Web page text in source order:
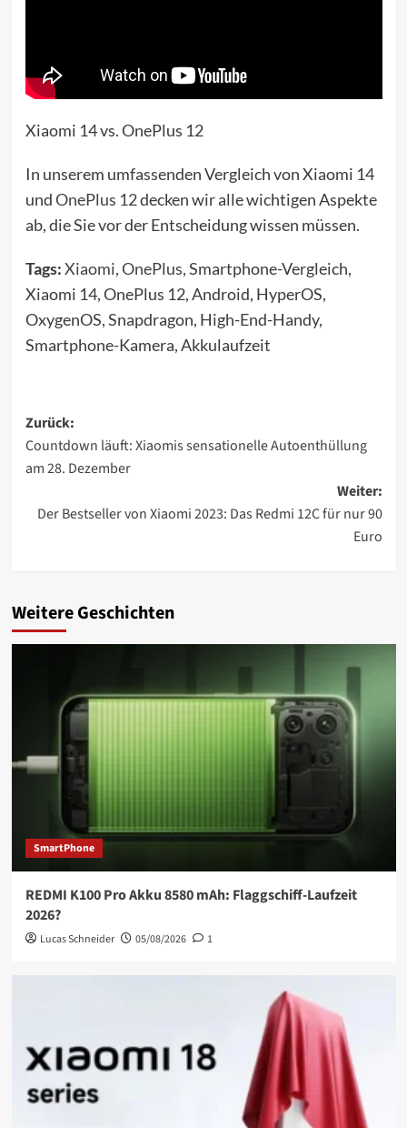
Xiaomi 14 vs. OnePlus 12
In unserem umfassenden Vergleich von Xiaomi 14
undOnePlus 12decken wir alle wichtigen Aspekte
ab, die Sie vor der Entscheidung wissen müssen.
Tags:Xiaomi,OnePlus, Smartphone-Vergleich,
Xiaomi 14, OnePlus 12, Android, HyperOS,
OxygenOS, Snapdragon, High-End-Handy,
Smartphone-Kamera, Akkulaufzeit
Beitragsnavigation
Zurück:
Countdown läuft: Xiaomis sensationelle Autoenthüllung
am 28. Dezember
Weiter:
Der Bestseller von Xiaomi 2023: Das Redmi 12C für nur 90
Euro
Weitere Geschichten
SmartPhone
REDMI K100 Pro Akku 8580 mAh: Flaggschiff-Laufzeit
2026?
Lucas Schneider 05/08/2026 1